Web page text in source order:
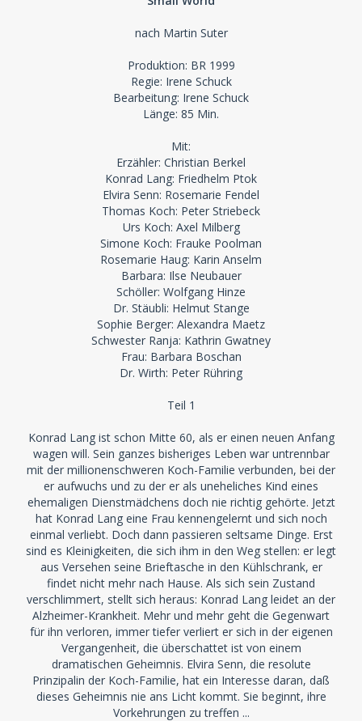
nach Martin Suter
Produktion: BR 1999
Regie: Irene Schuck
Bearbeitung: Irene Schuck
Länge: 85 Min.
Mit:
Erzähler: Christian Berkel
Konrad Lang: Friedhelm Ptok
Elvira Senn: Rosemarie Fendel
Thomas Koch: Peter Striebeck
Urs Koch: Axel Milberg
Simone Koch: Frauke Poolman
Rosemarie Haug: Karin Anselm
Barbara: Ilse Neubauer
Schöller: Wolfgang Hinze
Dr. Stäubli: Helmut Stange
Sophie Berger: Alexandra Maetz
Schwester Ranja: Kathrin Gwatney
Frau: Barbara Boschan
Dr. Wirth: Peter Rühring
Teil 1
Konrad Lang ist schon Mitte 60, als er einen neuen Anfang
wagen will. Sein ganzes bisheriges Leben war untrennbar
mit der millionenschweren Koch-Familie verbunden, bei der
er aufwuchs und zu der er als uneheliches Kind eines
ehemaligen Dienstmädchens doch nie richtig gehörte. Jetzt
hat Konrad Lang eine Frau kennengelernt und sich noch
einmal verliebt. Doch dann passieren seltsame Dinge. Erst
sind es Kleinigkeiten, die sich ihm in den Weg stellen: er legt
aus Versehen seine Brieftasche in den Kühlschrank, er
findet nicht mehr nach Hause. Als sich sein Zustand
verschlimmert, stellt sich heraus: Konrad Lang leidet an der
Alzheimer-Krankheit. Mehr und mehr geht die Gegenwart
für ihn verloren, immer tiefer verliert er sich in der eigenen
Vergangenheit, die überschattet ist von einem
dramatischen Geheimnis. Elvira Senn, die resolute
Prinzipalin der Koch-Familie, hat ein Interesse daran, daß
dieses Geheimnis nie ans Licht kommt. Sie beginnt, ihre
Vorkehrungen zu treffen ...